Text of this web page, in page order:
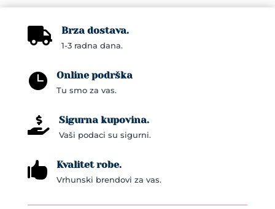
 Brza dostava.
1-3 radna dana.
 Online podrška
Tu smo za vas.
 Sigurna kupovina.
Vaši podaci su sigurni.
 Kvalitet robe.
Vrhunski brendovi za vas.